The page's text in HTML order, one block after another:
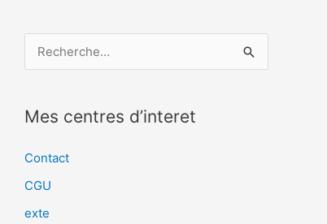
e
Mes centres d’interet
Contact
CGU
exte